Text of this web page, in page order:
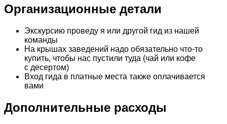
Организационные детали
Экскурсию проведу я или другой гид из нашей
команды
На крышах заведений надо обязательно что-то
купить, чтобы нас пустили туда (чай или кофе
с десертом)
Вход гида в платные места также оплачивается
вами
Дополнительные расходы